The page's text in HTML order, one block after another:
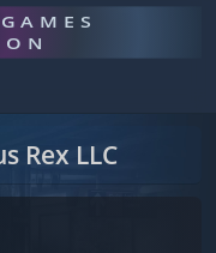
Rex LLC